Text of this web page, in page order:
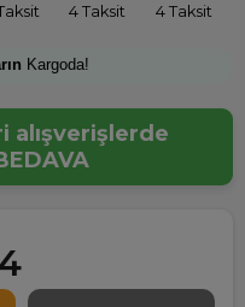
4 Taksit 4 Taksit
Kargoda!
alışverişlerde